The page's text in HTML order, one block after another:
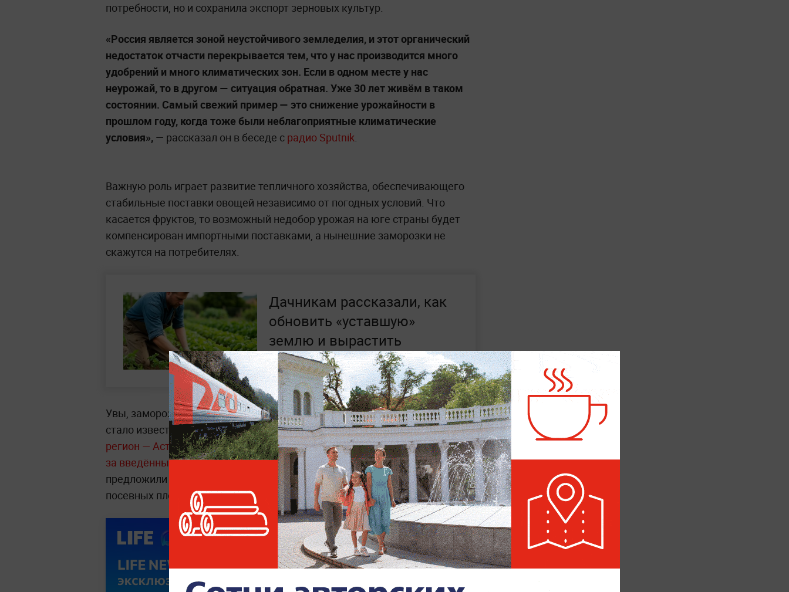
потребности, но и сохранила экспорт зерновых культур.
«Россия является зоной неустойчивого земледелия, и этот органический
недостаток отчасти перекрывается тем, что у нас производится много
удобрений и много климатических зон. Если в одном месте у нас
неурожай, то в другом — ситуация обратная. Уже 30 лет живём в таком
состоянии. Самый свежий пример— это снижение урожайности в
прошлом году, когда тоже были неблагоприятные климатические
условия», — рассказал он в беседе с радио Sputnik.
Важную роль играет развитие тепличного хозяйства, обеспечивающего
стабильные поставки овощей независимо от погодных условий. Что
касается фруктов, то возможный недобор урожая на юге страны будет
компенсирован импортными поставками, а нынешние заморозки не
скажутся на потребителях.
Дачникам рассказали, как
обновить «уставшую»
землю и вырастить
богатый урожай
Увы, заморозки — не единственная угроза аграрной сфере России. Ранее
стало известно, чтоключевой для внутренних поставок овощей в стране
регион — Астраханская область — испытывает дефицит рабочих мест из-
за введённых квот на мигрантов.Власти области и Минсельхоз
предложили отменить ограничения, чтобы избежать сокращения
посевных площадей и обеспечить продовольственную безопасность.